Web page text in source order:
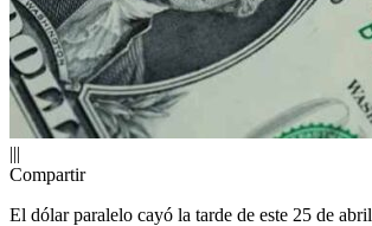
|||
Compartir
El dólar paralelo cayó la tarde de este 25 de abril